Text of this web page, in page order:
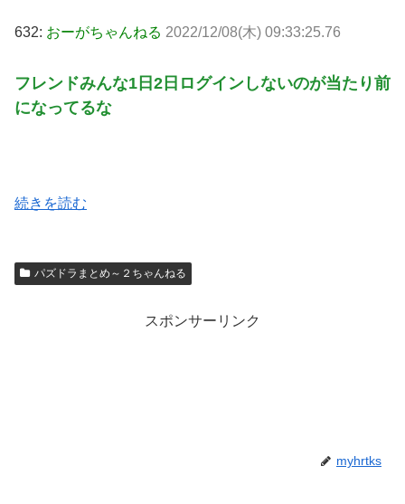
632: おーがちゃんねる 2022/12/08(木) 09:33:25.76
フレンドみんな1日2日ログインしないのが当たり前
になってるな
続きを読む
パズドラまとめ～２ちゃんねる
スポンサーリンク
myhrtks